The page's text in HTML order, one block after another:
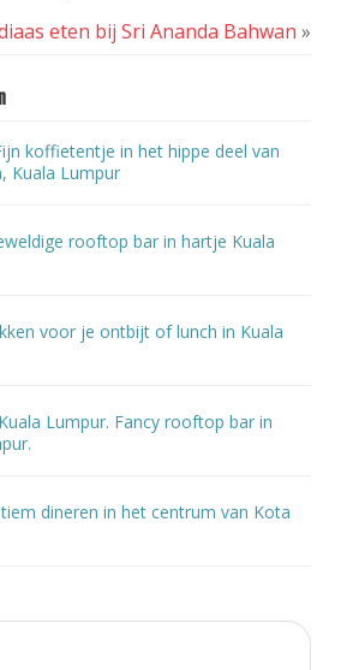
eten bij Sri Ananda Bahwan »
koffietentje in het hippe deel van
Kuala Lumpur
rooftop bar in hartje Kuala
voor je ontbijt of lunch in Kuala
Lumpur. Fancy rooftop bar in
dineren in het centrum van Kota